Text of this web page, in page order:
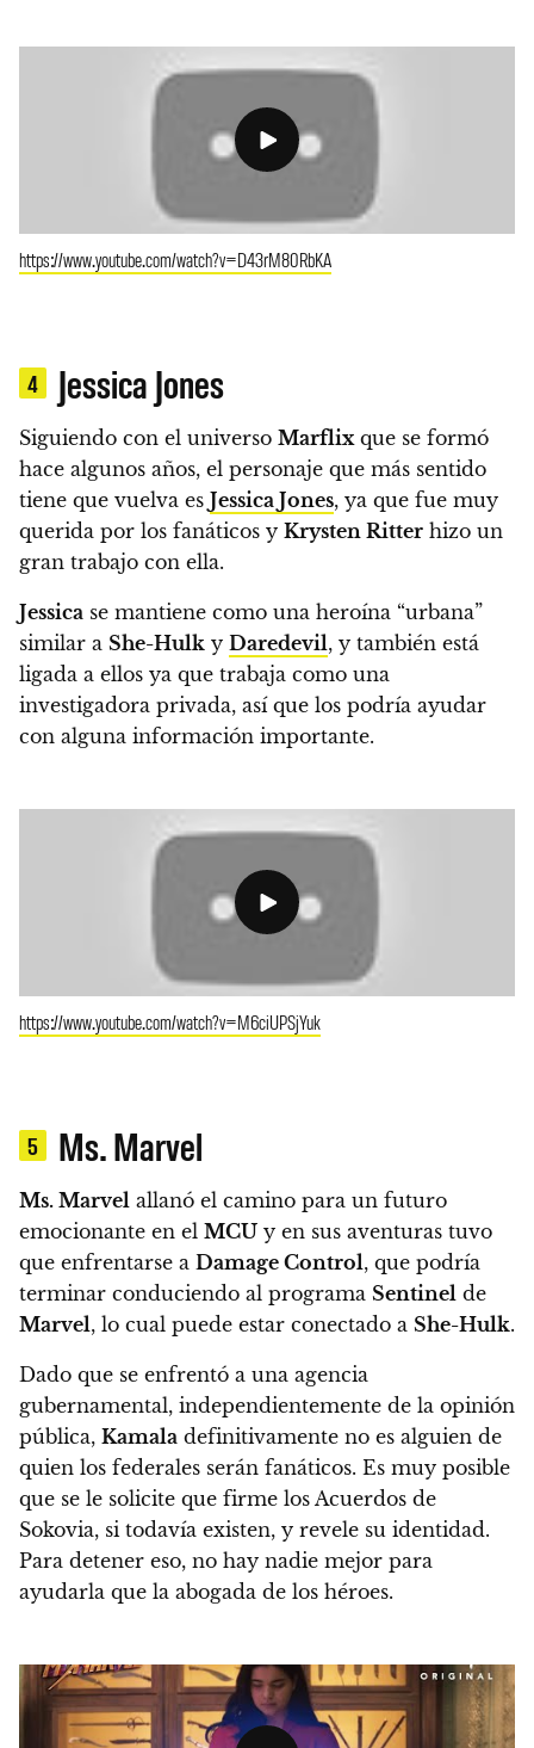
https://www.youtube.com/watch?v=D43rM80RbKA
4 Jessica Jones
Siguiendo con el universo Marflix que se formó
hace algunos años, el personaje que más sentido
tiene que vuelva es Jessica Jones, ya que fue muy
querida por los fanáticos y Krysten Ritter hizo un
gran trabajo con ella.
Jessica se mantiene como una heroína “urbana”
similar a She-Hulk y Daredevil, y también está
ligada a ellos ya que trabaja como una
investigadora privada, así que los podría ayudar
con alguna información importante.
https://www.youtube.com/watch?v=M6ciUPSjYuk
5 Ms. Marvel
Ms. Marvel allanó el camino para un futuro
emocionante en el MCU y en sus aventuras tuvo
que enfrentarse a Damage Control, que podría
terminar conduciendo al programa Sentinel de
Marvel, lo cual puede estar conectado a She-Hulk.
Dado que se enfrentó a una agencia
gubernamental, independientemente de la opinión
pública, Kamala definitivamente no es alguien de
quien los federales serán fanáticos. Es muy posible
que se le solicite que firme los Acuerdos de
Sokovia, si todavía existen, y revele su identidad.
Para detener eso, no hay nadie mejor para
ayudarla que la abogada de los héroes.